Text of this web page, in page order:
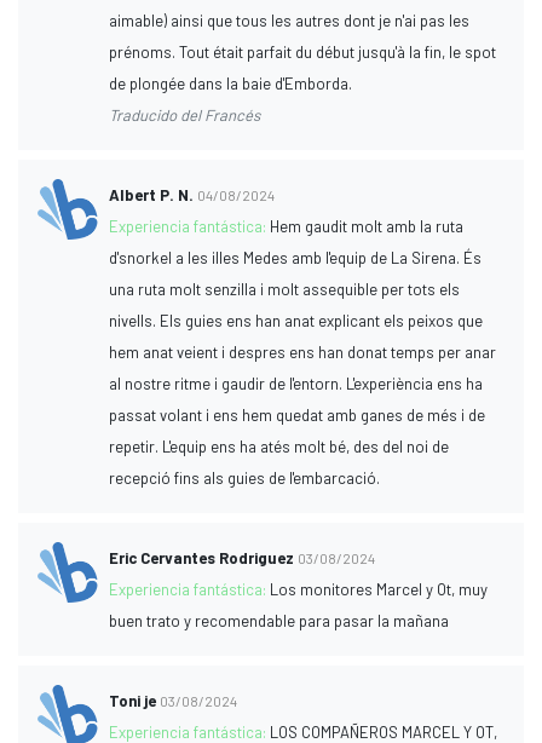
aimable) ainsi que tous les autres dont je n'ai pas les
prénoms. Tout était parfait du début jusqu'à la fin, le spot
de plongée dans la baie d'Emborda.
Traducido del Francés
Albert P. N. 04/08/2024
Experiencia fantástica: Hem gaudit molt amb la ruta
d'snorkel a les illes Medes amb l'equip de La Sirena. És
una ruta molt senzilla i molt assequible per tots els
nivells. Els guies ens han anat explicant els peixos que
hem anat veient i despres ens han donat temps per anar
al nostre ritme i gaudir de l'entorn. L'experiència ens ha
passat volant i ens hem quedat amb ganes de més i de
repetir. L'equip ens ha atés molt bé, des del noi de
recepció fins als guies de l'embarcació.
Eric Cervantes Rodriguez 03/08/2024
Experiencia fantástica: Los monitores Marcel y Ot, muy
buen trato y recomendable para pasar la mañana
Toni je 03/08/2024
Experiencia fantástica: LOS COMPAÑEROS MARCEL Y OT,